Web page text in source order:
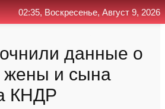
данные о
жены и сына
КНДР
02:35, Воскресенье, Август 9, 2026